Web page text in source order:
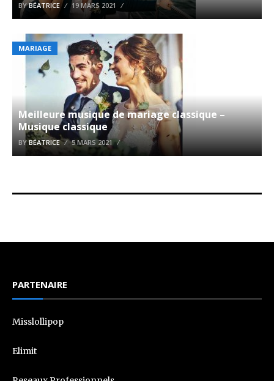
BYBÉATRICE 19 MARS 2021
MARIAGE
Meilleure musique de mariage classique –
Musique classique
BYBÉATRICE 5 MARS 2021
PARTENAIRE
Misslollipop
Elimit